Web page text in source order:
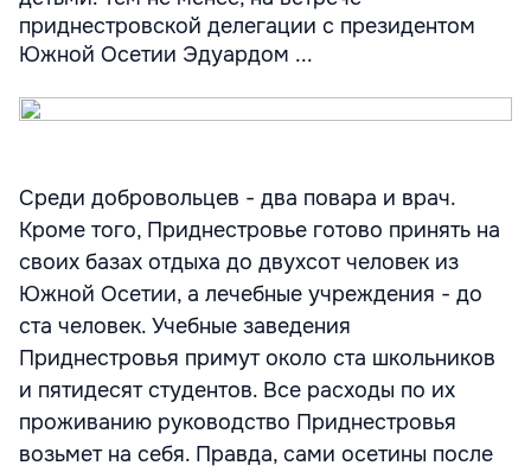
приднестровской делегации с президентом
Южной Осетии Эдуардом ...
Среди добровольцев - два повара и врач.
Кроме того, Приднестровье готово принять на
своих базах отдыха до двухсот человек из
Южной Осетии, а лечебные учреждения - до
ста человек. Учебные заведения
Приднестровья примут около ста школьников
и пятидесят студентов. Все расходы по их
проживанию руководство Приднестровья
возьмет на себя. Правда, сами осетины после